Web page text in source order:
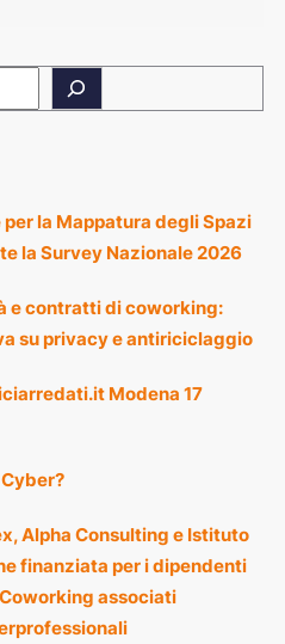
la Mappatura degli Spazi
la Survey Nazionale 2026
e contratti di coworking:
su privacy e antiriciclaggio
Modena 17
Alpha Consulting e Istituto
finanziata per i dipendenti
associati